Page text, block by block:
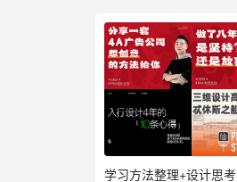
学习方法整理+设计思考